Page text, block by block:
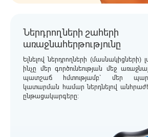
Ներդրողների շահերի
առաջնահերթությունը
Ելնելով ներդրողների (մասնակիցների)
ինչը մեր գործունեության մեջ
պատշաճ հմտությամբ` մեր
կատարման համար ներդնելով
ընթացակարգերը: